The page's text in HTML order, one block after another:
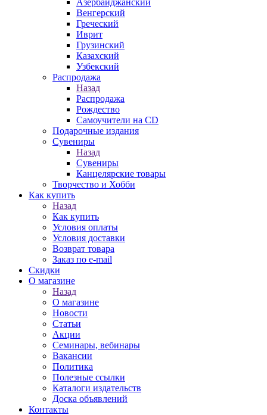
Азербайджанский
Венгерский
Греческий
Иврит
Грузинский
Казахский
Узбекский
Распродажа
Назад
Распродажа
Рождество
Самоучители на CD
Подарочные издания
Сувениры
Назад
Сувениры
Канцелярские товары
Творчество и Хобби
Как купить
Назад
Как купить
Условия оплаты
Условия доставки
Возврат товара
Заказ по e-mail
Скидки
О магазине
Назад
О магазине
Новости
Статьи
Акции
Семинары, вебинары
Вакансии
Политика
Полезные ссылки
Каталоги издательств
Доска объявлений
Контакты